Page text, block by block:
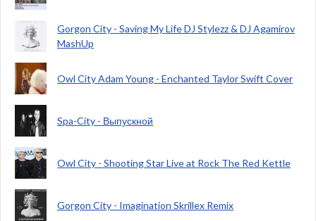
Gorgon City - Saving My Life DJ Stylezz & DJ Agamirov
MashUp
Owl City Adam Young - Enchanted Taylor Swift Cover
Spa-City - Выпускной
Owl City - Shooting Star Live at Rock The Red Kettle
Gorgon City - Imagination Skrillex Remix